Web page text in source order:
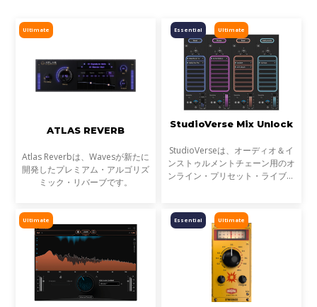
Ultimate
ATLAS REVERB
Atlas Reverbは、Wavesが新たに
開発したプレミアム・アルゴリズ
ミック・リバーブです。
Ultimate
Essential
StudioVerse Mix Unlock
StudioVerseは、オーディオ＆イ
ンストゥルメントチェーン用のオ
ンライン・プリセット・ライブラ
し、完成済みのミックス、サンプ
ル、ループ素材を瞬時に解
Ultimate Ultimate
Essential